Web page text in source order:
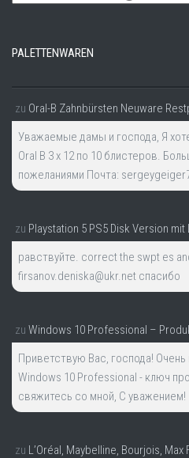
PALETTENWAREN
zu Oral-B Zahnbürsten Neuware
Уважаемые дамы и господа, Я
Oral B 3 x 12 по 10 блистеров.
пожеланиями Почта:
zu Playstation 5 PS5 Disk Version
равствуйте. correct the swpt es
firsanov.deniska@ukr.net спасибо
zu Windows 10 Professional –
Приветствую Вас, господа!
Windows 10 Professional - ключ
свяжитесь со мной, С уважением!
zu L’Oréal, Maybelline, Bourjois,